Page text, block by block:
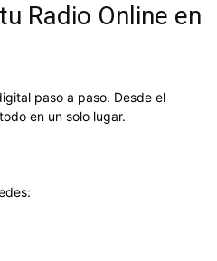
Radio Online en
paso a paso. Desde el
en un solo lugar.